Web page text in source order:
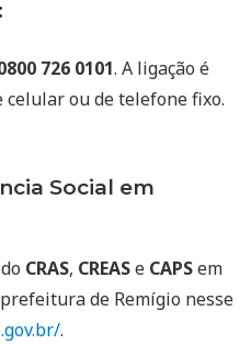
726 0101. A ligação é
ou de telefone fixo.
Social em
CRAS, CREASe CAPSem
de Remígio nesse
.